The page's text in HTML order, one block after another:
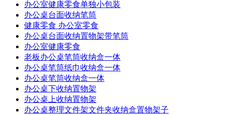
办公室健康零食单独小包装
办公桌台面收纳笔筒
健康零食 办公室零食
办公桌台面收纳置物架带笔筒
办公室健康零食
老板办公桌笔筒收纳盒一体
办公桌笔筒纸巾收纳盒一体
办公桌笔筒收纳盒一体
办公桌下收纳置物架
办公桌上收纳置物架
办公桌整理文件架文件夹收纳盒置物架子